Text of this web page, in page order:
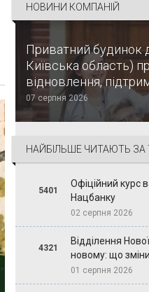
НОВИНИ КОМПАНІЙ
Приватний будинок
Київська область)
відновлення,
07 серпня 2026
НАЙБІЛЬШЕ ЧИТАЮТЬ
5401
Офіційний курс
Нацбанку
02 серпня 2026
4321
Відділення
новому: що
01 серпня 2026